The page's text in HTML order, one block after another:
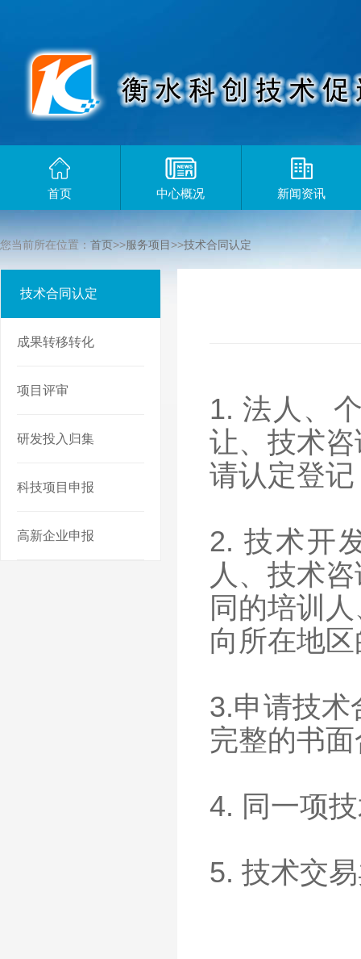
首页 中心概况 新闻资讯
您当前所在位置： 首页>>服务项目>>技术合同认定
技术合同认定
成果转移转化
项目评审
研发投入归集
科技项目申报
高新企业申报
1. 法人、
让、技术
请认定登记
2. 技术开
人、技术
同的培训
向所在地
3.申请技术
完整的书
4. 同一项
5. 技术交